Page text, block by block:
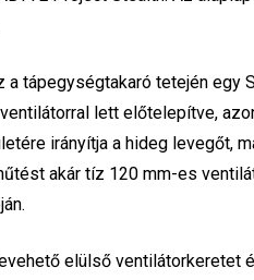
tápegységtakaró tetején egy
lett előtelepítve,
irányítja a hideg levegőt,
akár tíz 120 mm-es
elülső